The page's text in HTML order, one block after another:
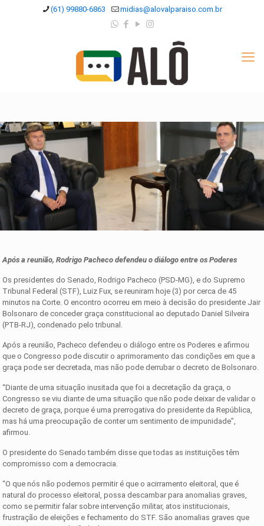
(61) 99880-6863 midias@alovalparaiso.com.br
Após a reunião, Rodrigo Pacheco defendeu o diálogo entre os Poderes
Os presidentes do Senado, Rodrigo Pacheco (PSD-MG), e do Supremo
Tribunal Federal (STF), Luiz Fux, se reuniram hoje (3) por cerca de 45
minutos na Corte. O encontro ocorreu em meio à decisão do presidente Jair
Bolsonaro de conceder graça constitucional ao deputado Daniel Silveira
(PTB-RJ), condenado pelo tribunal.
Após a reunião, Pacheco defendeu o diálogo entre os Poderes e afirmou
que o Congresso pode discutir o aprimoramento das condições em que a
graça pode ser decretada, mas não pode derrubar o decreto de Bolsonaro.
“Diante de uma situação inusitada que foi a decretação da graça, o
Congresso se viu diante de uma situação que não pode deixar de validar o
decreto de graça, porque é uma prerrogativa do presidente da República,
mas há uma preocupação de conter um sentimento de impunidade”,
afirmou.
O presidente do Senado também disse que todas as instituições têm
compromisso com a democracia.
“O que nós não podemos permitir é que o acirramento eleitoral, que é
natural do processo eleitoral, possa descambar para anomalias graves,
como se permitir falar sobre intervenção militar, atos institucionais,
frustração de eleições e fechamento do STF. São anomalias graves que